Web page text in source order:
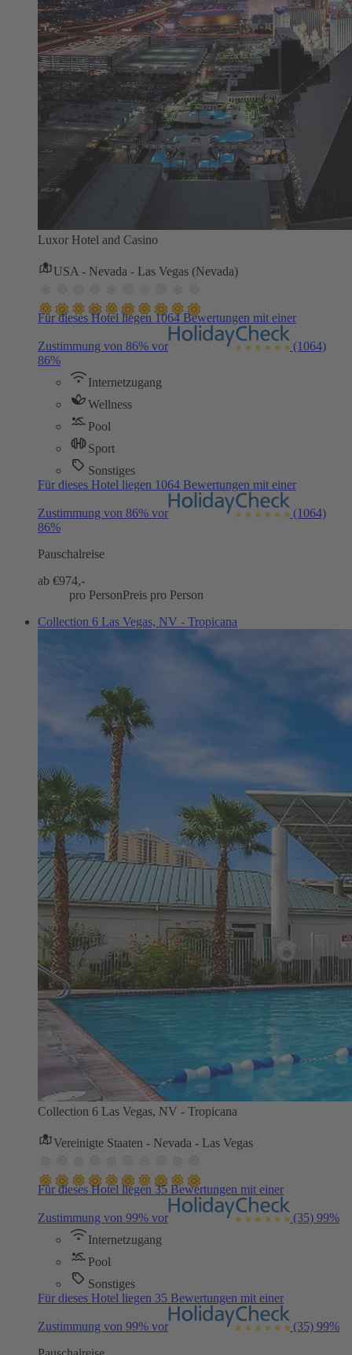
Luxor Hotel and Casino
USA - Nevada - Las Vegas (Nevada)
Für dieses Hotel liegen 1064 Bewertungen mit einer
Zustimmung von 86% vor
(1064)
86%
Internetzugang
Wellness
Pool
Sport
Sonstiges
Für dieses Hotel liegen 1064 Bewertungen mit einer
Zustimmung von 86% vor
(1064)
86%
Pauschalreise
ab €974,-
pro PersonPreis pro Person
Collection 6 Las Vegas, NV - Tropicana
Collection 6 Las Vegas, NV - Tropicana
Vereinigte Staaten - Nevada - Las Vegas
Für dieses Hotel liegen 35 Bewertungen mit einer
Zustimmung von 99% vor (35) 99%
Internetzugang
Pool
Sonstiges
Für dieses Hotel liegen 35 Bewertungen mit einer
Zustimmung von 99% vor (35) 99%